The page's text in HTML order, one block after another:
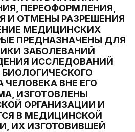
ПЕРЕОФОРМЛЕНИЯ,
И ОТМЕНЫ РАЗРЕШЕНИЯ
МЕДИЦИНСКИХ
ПРЕДНАЗНАЧЕНЫ ДЛЯ
ЗАБОЛЕВАНИЙ
ИССЛЕДОВАНИЙ
БИОЛОГИЧЕСКОГО
ЧЕЛОВЕКА ВНЕ ЕГО
ИЗГОТОВЛЕНЫ
ОРГАНИЗАЦИИ И
В МЕДИЦИНСКОЙ
ИХ ИЗГОТОВИВШЕЙ